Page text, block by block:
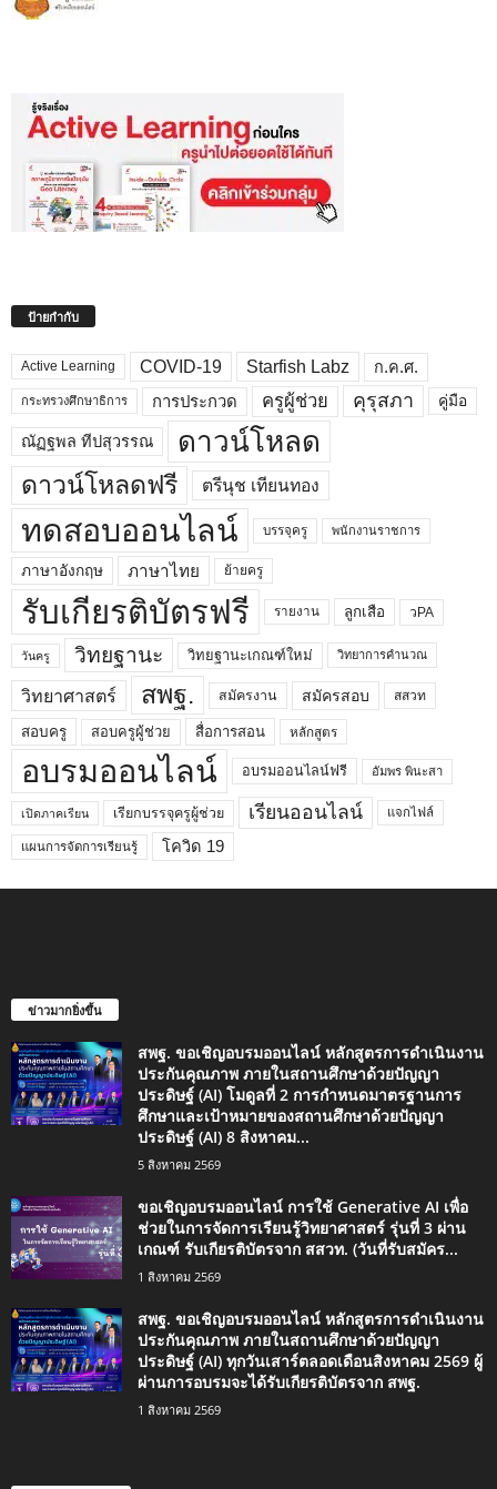
ป้ายกำกับ
Active Learning COVID-19 Starfish Labz ก.ค.ศ.
กระทรวงศึกษาธิการ การประกวด ครูผู้ช่วย คุรุสภา คู่มือ
ณัฏฐพล ทีปสุวรรณ ดาวน์โหลด
ดาวน์โหลดฟรี ตรีนุช เทียนทอง
ทดสอบออนไลน์ บรรจุครู พนักงานราชการ
ภาษาอังกฤษ ภาษาไทย ย้ายครู
รับเกียรติบัตรฟรี รายงาน ลูกเสือ วPA
วันครู วิทยฐานะ วิทยฐานะเกณฑ์ใหม่ วิทยาการคำนวณ
วิทยาศาสตร์ สพฐ. สมัครงาน สมัครสอบ สสวท
สอบครู สอบครูผู้ช่วย สื่อการสอน หลักสูตร
อบรมออนไลน์ อบรมออนไลน์ฟรี อัมพร พินะสา
เปิดภาคเรียน เรียกบรรจุครูผู้ช่วย เรียนออนไลน์ แจกไฟล์
แผนการจัดการเรียนรู้ โควิด 19
ข่าวมากยิ่งขึ้น
สพฐ. ขอเชิญอบรมออนไลน์ หลักสูตรการดำเนินงาน
ประกันคุณภาพ ภายในสถานศึกษาด้วยปัญญา
ประดิษฐ์ (AI) โมดูลที่ 2 การกำหนดมาตรฐานการ
ศึกษาและเป้าหมายของสถานศึกษาด้วยปัญญา
ประดิษฐ์ (AI) 8 สิงหาคม...
5 สิงหาคม 2569
ขอเชิญอบรมออนไลน์ การใช้ Generative AI เพื่อ
ช่วยในการจัดการเรียนรู้วิทยาศาสตร์ รุ่นที่ 3 ผ่าน
เกณฑ์ รับเกียรติบัตรจาก สสวท. (วันที่รับสมัคร...
1 สิงหาคม 2569
สพฐ. ขอเชิญอบรมออนไลน์ หลักสูตรการดำเนินงาน
ประกันคุณภาพ ภายในสถานศึกษาด้วยปัญญา
ประดิษฐ์ (AI) ทุกวันเสาร์ตลอดเดือนสิงหาคม 2569 ผู้
ผ่านการอบรมจะได้รับเกียรติบัตรจาก สพฐ.
1 สิงหาคม 2569